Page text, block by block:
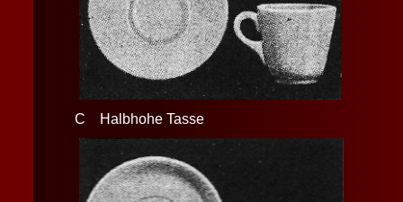
C Halbhohe Tasse